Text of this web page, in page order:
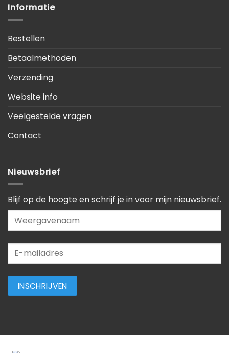
Informatie
Bestellen
Betaalmethoden
Verzending
Website info
Veelgestelde vragen
Contact
Nieuwsbrief
Blijf op de hoogte en schrijf je in voor mijn nieuwsbrief.